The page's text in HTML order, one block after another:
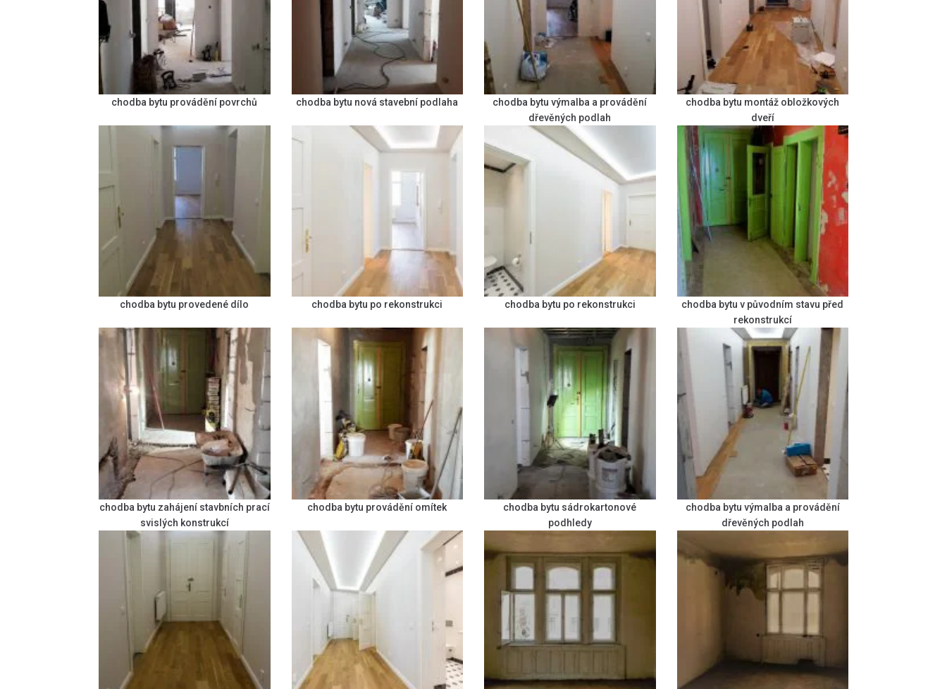
chodba bytu provádění povrchů chodba bytu nová stavební podlaha
chodba bytu výmalba a provádění
dřevěných podlah
chodba bytu montáž obložkových
dveří
chodba bytu provedené dílo chodba bytu po rekonstrukci chodba bytu po rekonstrukci
chodba bytu v původním stavu před
rekonstrukcí
chodba bytu zahájení stavbních prací
svislých konstrukcí
chodba bytu provádění omítek
chodba bytu sádrokartonové
podhledy
chodba bytu výmalba a provádění
dřevěných podlah